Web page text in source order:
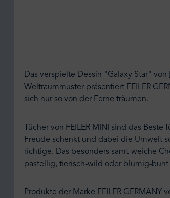
Das verspielte Dessin "Galaxy Star" von
Weltraummuster präsentiert FEILER
sich nur so von der Ferne träumen.
Tücher von FEILER MINI sind das
Freude schenkt und dabei die Umwelt
richtige. Das besonders samt-weiche
pastellig, tierisch-wild oder blumig-
Produkte der Marke FEILER GERMANY